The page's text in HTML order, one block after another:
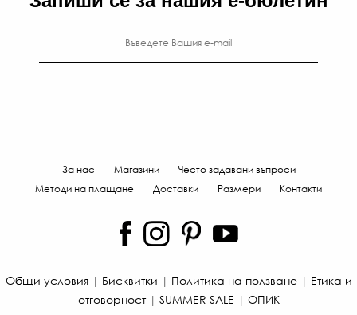
За нас Магазини
Често задавани въпроси
Методи на плащане
Доставки Размери Контакти
Общи условия| Бисквитки | Политика на ползване| Етика и
отговорност| SUMMER SALE | ОПИК